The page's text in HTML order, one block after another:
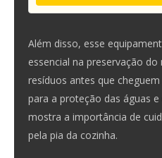
Além disso, esse
essencial na preservação
resíduos antes que
para a proteção das águas
mostra a importância de
pela pia da cozinha.